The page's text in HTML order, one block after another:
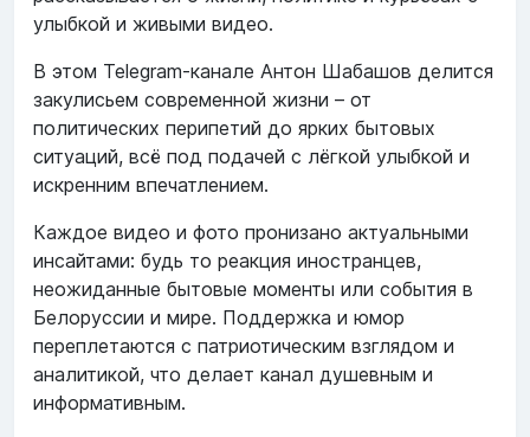
улыбкой и живыми видео.
В этом Telegram‑канале Антон Шабашов делится
закулисьем современной жизни – от
политических перипетий до ярких бытовых
ситуаций, всё под подачей с лёгкой улыбкой и
искренним впечатлением.
Каждое видео и фото пронизано актуальными
инсайтами: будь то реакция иностранцев,
неожиданные бытовые моменты или события в
Белоруссии и мире. Поддержка и юмор
переплетаются с патриотическим взглядом и
аналитикой, что делает канал душевным и
информативным.